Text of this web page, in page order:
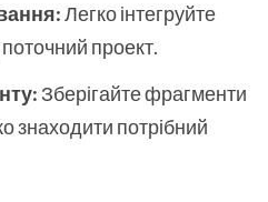
Легко інтегруйте
проект.
Зберігайте фрагменти
знаходити потрібний